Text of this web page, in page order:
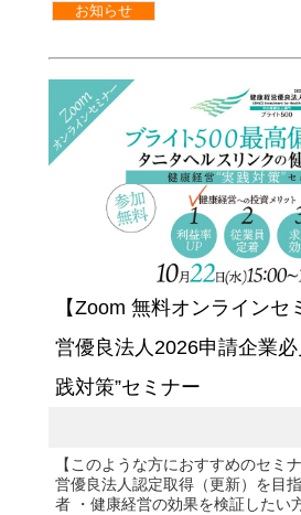
お知らせ
【Zoom 無料オンラインセ
営優良法人2026申請企業
践対策”セミナー
【このような方におすすめのセミ
営優良法人認定取得（更新）を目
者 ・健康経営の効果を検証したい